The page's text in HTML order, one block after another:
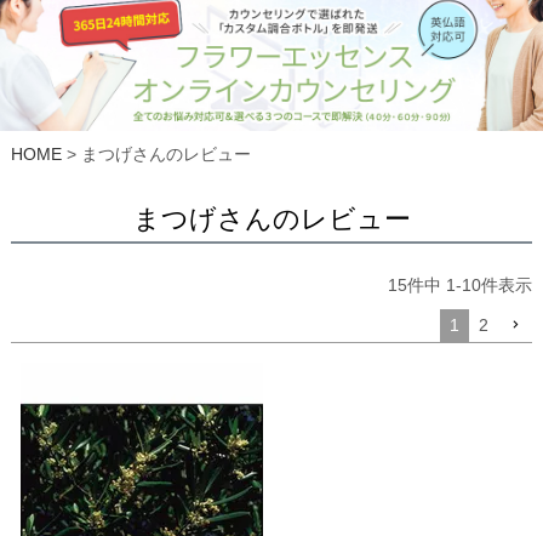
HOME まつげさんのレビュー
まつげさんのレビュー
15件中 1-10件表示
1 2